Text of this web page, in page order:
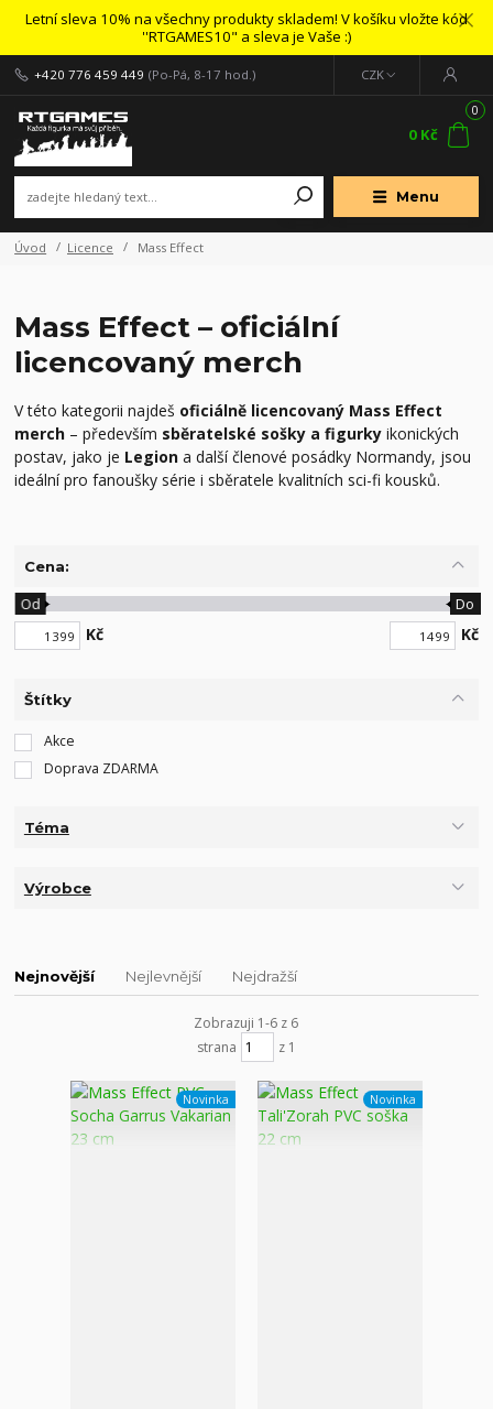
Letní sleva 10% na všechny produkty skladem! V košíku vložte kód
''RTGAMES10" a sleva je Vaše :)
Menu
CZK
+420 776 459 449 (Po-Pá, 8-17 hod.)
0
0 Kč
Úvod Licence Mass Effect
Mass Effect – oficiální
licencovaný merch
V této kategorii najdeš oficiálně licencovaný Mass Effect
merch – především sběratelské sošky a figurky ikonických
postav, jako je Legion a další členové posádky Normandy, jsou
ideální pro fanoušky série i sběratele kvalitních sci-fi kousků.
Cena:
Kč
Od Do
Kč
Štítky
Akce
Doprava ZDARMA
Téma
Výrobce
Nejnovější Nejlevnější Nejdražší
Zobrazuji 1-6 z 6
strana
z 1
Novinka Novinka